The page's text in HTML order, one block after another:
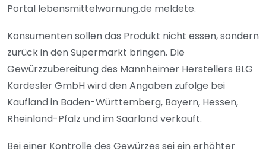
Portal lebensmittelwarnung.de meldete.
Konsumenten sollen das Produkt nicht essen, sondern
zurück in den Supermarkt bringen. Die
Gewürzzubereitung des Mannheimer Herstellers BLG
Kardesler GmbH wird den Angaben zufolge bei
Kaufland in Baden-Württemberg, Bayern, Hessen,
Rheinland-Pfalz und im Saarland verkauft.
Bei einer Kontrolle des Gewürzes sei ein erhöhter